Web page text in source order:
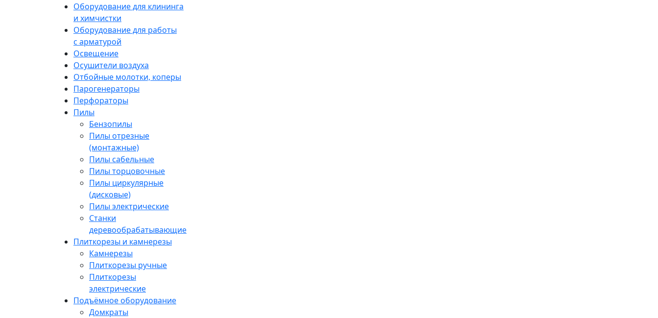
Оборудование для клининга
и химчистки
Оборудование для работы
с арматурой
Освещение
Осушители воздуха
Отбойные молотки, коперы
Парогенераторы
Перфораторы
Пилы
Бензопилы
Пилы отрезные
(монтажные)
Пилы сабельные
Пилы торцовочные
Пилы циркулярные
(дисковые)
Пилы электрические
Станки
деревообрабатывающие
Плиткорезы и камнерезы
Камнерезы
Плиткорезы ручные
Плиткорезы
электрические
Подъёмное оборудование
Домкраты